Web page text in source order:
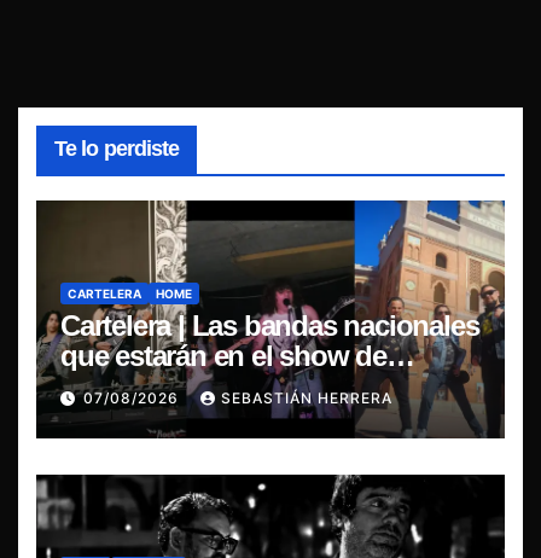
Te lo perdiste
CARTELERA HOME
Cartelera | Las bandas nacionales
que estarán en el show de
Violator en Santiago
07/08/2026 SEBASTIÁN HERRERA